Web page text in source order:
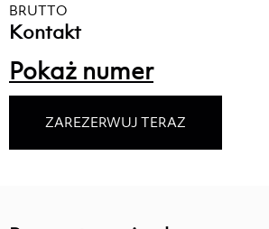
BRUTTO
Kontakt
Pokaż numer
ZAREZERWUJ TERAZ